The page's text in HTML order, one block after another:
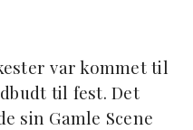
var kommet til
til fest. Det
sin Gamle Scene